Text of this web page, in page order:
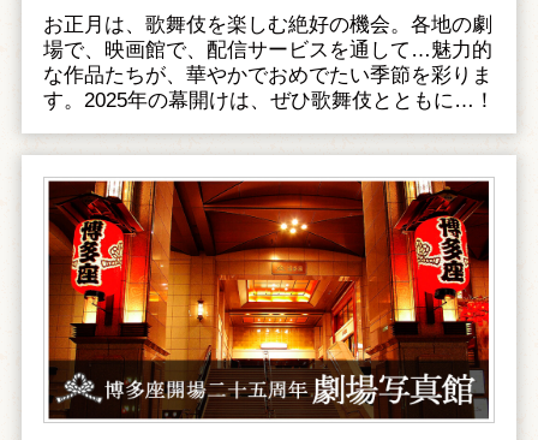
お正月は、歌舞伎を楽しむ絶好の機会。各地の劇
場で、映画館で、配信サービスを通して…魅力的
な作品たちが、華やかでおめでたい季節を彩りま
す。2025年の幕開けは、ぜひ歌舞伎とともに…！